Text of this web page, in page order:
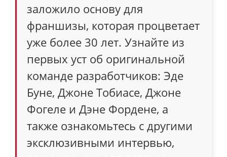
заложило основу для
франшизы, которая процветает
уже более 30 лет. Узнайте из
первых уст об оригинальной
команде разработчиков: Эде
Буне, Джоне Тобиасе, Джоне
Фогеле и Дэне Фордене, а
также ознакомьтесь с другими
эксклюзивными интервью,